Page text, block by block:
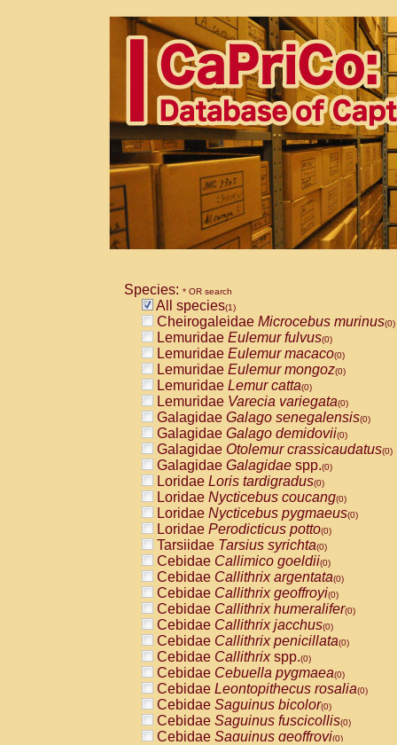
Species: * OR search
All species(1)
Cheirogaleidae Microcebus murinus(0)
Lemuridae Eulemur fulvus(0)
Lemuridae Eulemur macaco(0)
Lemuridae Eulemur mongoz(0)
Lemuridae Lemur catta(0)
Lemuridae Varecia variegata(0)
Galagidae Galago senegalensis(0)
Galagidae Galago demidovii(0)
Galagidae Otolemur crassicaudatus(0)
Galagidae Galagidae spp.(0)
Loridae Loris tardigradus(0)
Loridae Nycticebus coucang(0)
Loridae Nycticebus pygmaeus(0)
Loridae Perodicticus potto(0)
Tarsiidae Tarsius syrichta(0)
Cebidae Callimico goeldii(0)
Cebidae Callithrix argentata(0)
Cebidae Callithrix geoffroyi(0)
Cebidae Callithrix humeralifer(0)
Cebidae Callithrix jacchus(0)
Cebidae Callithrix penicillata(0)
Cebidae Callithrixspp.(0)
Cebidae Cebuella pygmaea(0)
Cebidae Leontopithecus rosalia(0)
Cebidae Saguinus bicolor(0)
Cebidae Saguinus fuscicollis(0)
Cebidae Saguinus geoffroyi(0)